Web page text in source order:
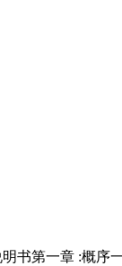
书第一章 :概